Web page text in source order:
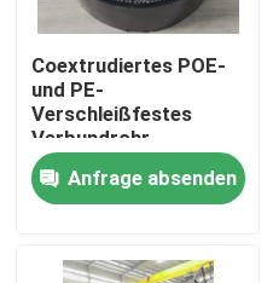
Startseite
Produkte
Coextrudiertes POE-
und PE-
Verschleißfestes
Verbundrohr
Anfrage absenden